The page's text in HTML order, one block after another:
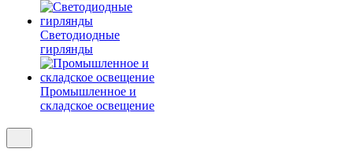
Светодиодные
гирлянды
Промышленное и
складское освещение